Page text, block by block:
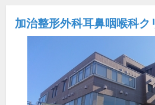
加治整形外科耳鼻咽喉科ク